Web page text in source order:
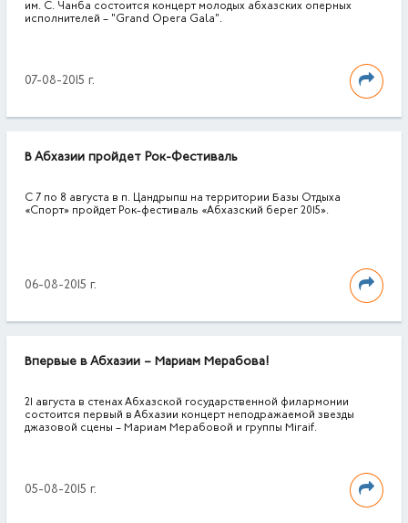
им. С. Чанба состоится концерт молодых абхазских оперных
исполнителей – "Grand Opera Gala".
07-08-2015 г.
В Абхазии пройдет Рок-Фестиваль
С 7 по 8 августа в п. Цандрыпш на территории Базы Отдыха
«Спорт» пройдет Рок-фестиваль «Абхазский берег 2015».
06-08-2015 г.
Впервые в Абхазии – Мариам Мерабова!
21 августа в стенах Абхазской государственной филармонии
состоится первый в Абхазии концерт неподражаемой звезды
джазовой сцены – Мариам Мерабовой и группы Miraif.
05-08-2015 г.